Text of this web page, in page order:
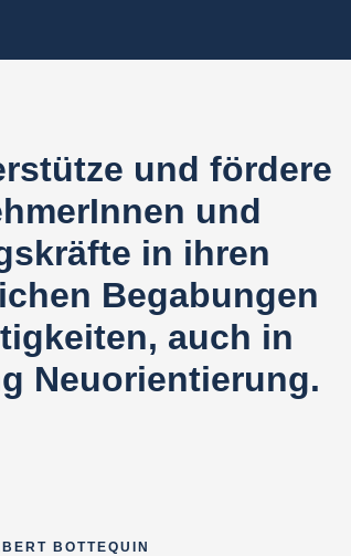
und fördere
und
in ihren
Begabungen
auch in
Neuorientierung.
BOTTEQUIN